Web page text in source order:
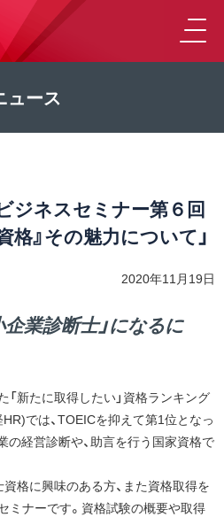
ュース
ジネスセミナー第６回
格』その魅力について」
2020年11月19日
企業診断士」になるに
新たに取得したい」資格ランキング
では、TOEICを抑えて第1位となっ
の経営診断や、助言を行う国家資格で
格に興味のある方、また資格取得を
ミナーです。資格試験の概要や取得